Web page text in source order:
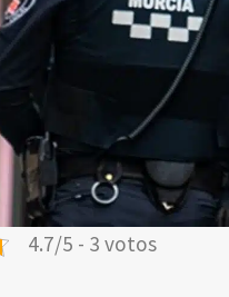
4.7/5 - 3 votos